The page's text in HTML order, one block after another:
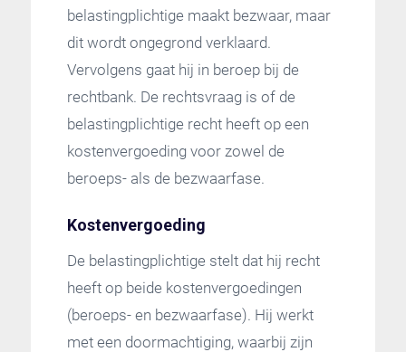
belastingplichtige maakt bezwaar, maar
dit wordt ongegrond verklaard.
Vervolgens gaat hij in beroep bij de
rechtbank. De rechtsvraag is of de
belastingplichtige recht heeft op een
kostenvergoeding voor zowel de
beroeps- als de bezwaarfase.
Kostenvergoeding
De belastingplichtige stelt dat hij recht
heeft op beide kostenvergoedingen
(beroeps- en bezwaarfase). Hij werkt
met een doormachtiging, waarbij zijn